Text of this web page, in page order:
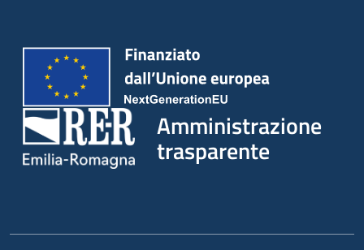
Amministrazione
trasparente